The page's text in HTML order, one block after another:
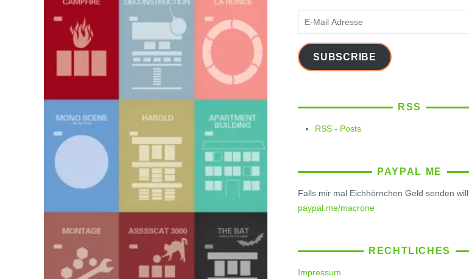
Adresse
SUBSCRIBE
RSS
RSS - Posts
PAYPAL ME
Falls mir mal Eichhörnchen Geld senden will
paypal.me/macrone
RECHTLICHES
Impressum